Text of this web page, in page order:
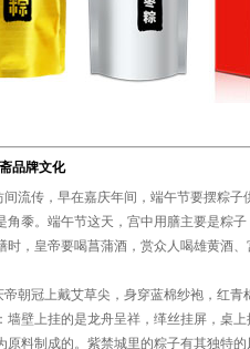
品牌文化
传，早在嘉庆年间，端午节要摆粽子
角黍。端午节这天，宫中用膳主要是粽
时，皇帝要喝菖蒲酒，赏众人喝雄黄酒
冠上戴艾草尖，身穿蓝棉纱袍，红青
墙壁上挂的是龙舟呈祥，缂丝挂屏，桌
原料制成的。紫禁城里的粽子有其独特